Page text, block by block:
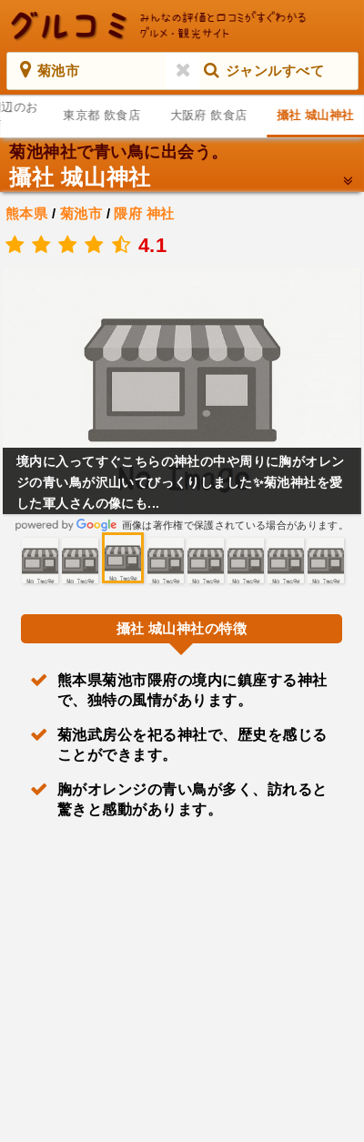
菊池市 ジャンルすべて
のお
東京都 飲食店 大阪府 飲食店 攝社 城山神社
菊池神社で青い鳥に出会う。
攝社 城山神社
熊本県 / 菊池市 / 隈府 神社
4.1
境内に入ってすぐこちらの神社の中や周りに胸がオレン
ジの青い鳥が沢山いてびっくりしました✨菊池神社を愛
した軍人さんの像にも...
画像は著作権で保護されている場合があります。
攝社 城山神社の特徴
熊本県菊池市隈府の境内に鎮座する神社
で、独特の風情があります。
菊池武房公を祀る神社で、歴史を感じる
ことができます。
胸がオレンジの青い鳥が多く、訪れると
驚きと感動があります。